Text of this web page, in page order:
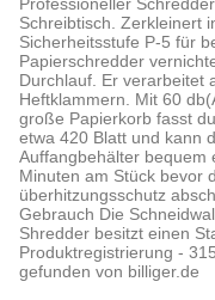
Schreibtisch. Zerkleinert
Sicherheitsstufe P-5 für
Papierschredder
Durchlauf. Er verarbeitet
Heftklammern. Mit 60
große Papierkorb fasst
etwa 420 Blatt und kann
Auffangbehälter bequem
Minuten am Stück bevor
überhitzungsschutz
Gebrauch Die
Shredder besitzt einen
Produktregistrierung -
gefunden von billiger.de